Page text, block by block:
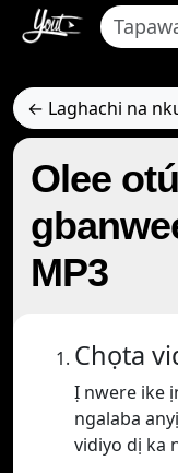
← Laghachi na
Olee
MP3
Chọta
Ị nwere ike
ngalaba
vidiyo dị ka